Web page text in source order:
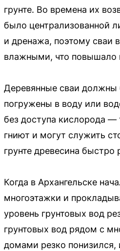
грунте. Во времена их
было централизованной
и дренажа, поэтому сваи
влажными, что повышало
Деревянные сваи должны
погружены в воду или
без доступа кислорода —
гниют и могут служить
грунте древесина быстро
Когда в Архангельске
многоэтажки и
уровень грунтовых вод
грунтовых вод рядом с
домами резко понизился,